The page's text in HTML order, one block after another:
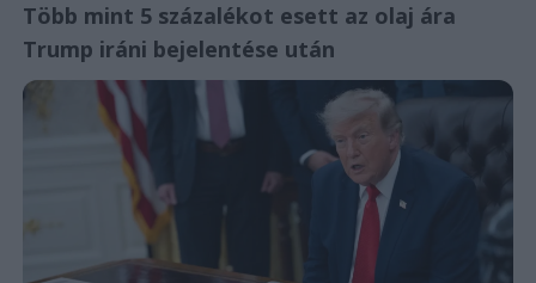
Több mint 5 százalékot esett az olaj ára
Trump iráni bejelentése után